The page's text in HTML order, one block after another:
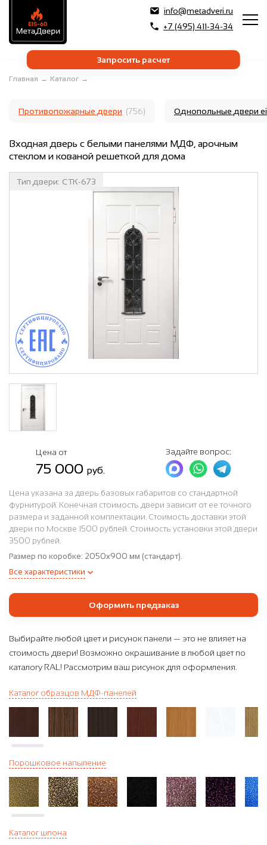
info@metadveri.ru
+7 (495) 411-34-34
Запросить расчет
Главная → Каталог →
Противопожарные двери (756) Однопольные двери
Входная дверь с белыми панелями МДФ, арочным
стеклом и кованой решеткой для дома
Тип двери: СТК-673
Цена от
75 000 руб.
Задайте вопрос:
Цена указана за дверь базовых габаритов со стандартной
фурнитурой. Конечная стоимость двери зависит от ее точного
размера и заданной комплектации. Стоимость доставки этой
двери по Москве 1500 рублей. Стоимость установки этой двери
3500 рублей.
Размер по коробке: 2050x900 мм (стандарт).
Все характеристики
Оформить предзаказ
Выбирайте любой цвет и рисунок панели — это не влияет на
стоимость двери! Возможно окрашивание в любой цвет по
каталогу RAL! Рассмотрим ваш рисунок для оформления.
Каталог образцов МДФ-панелей
Порошковое напыление
Каталог шпона